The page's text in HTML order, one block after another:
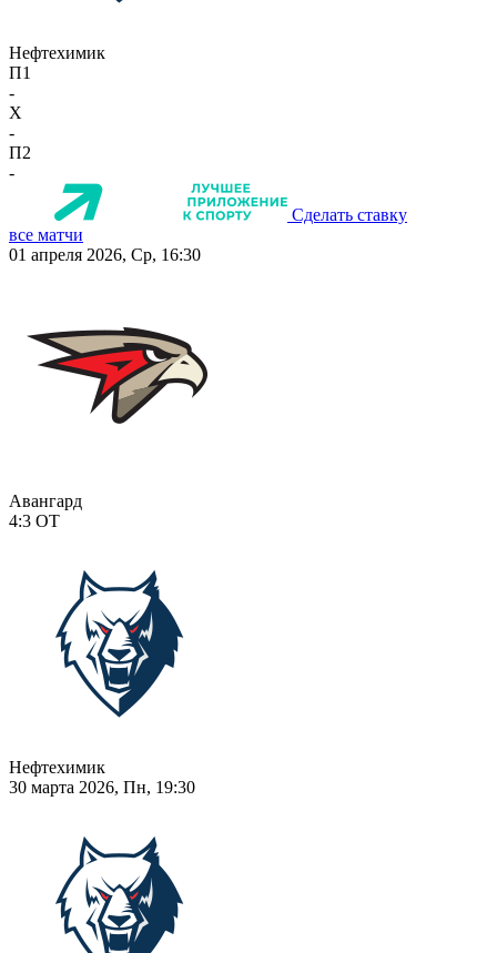
Нефтехимик
П1
-
X
-
П2
-
Сделать ставку
все матчи
01 апреля 2026, Ср, 16:30
Авангард
4:3 ОТ
Нефтехимик
30 марта 2026, Пн, 19:30